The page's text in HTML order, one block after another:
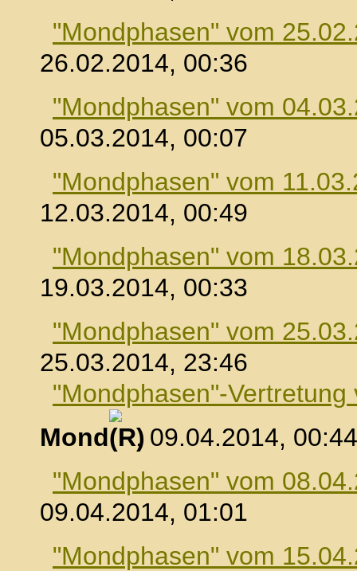
"Mondphasen" vom
26.02.2014, 00:36
"Mondphasen" vom
05.03.2014, 00:07
"Mondphasen" vom
12.03.2014, 00:49
"Mondphasen" vom
19.03.2014, 00:33
"Mondphasen" vom
25.03.2014, 23:46
"Mondphasen"-
Mond
, 09.04.2014, 00:44
"Mondphasen" vom
09.04.2014, 01:01
"Mondphasen" vom